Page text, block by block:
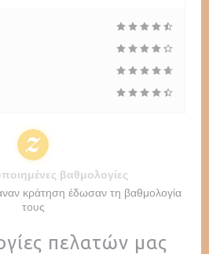
πελατών μας
βαθμολογίες
κράτηση έδωσαν τη βαθμολογία
τους